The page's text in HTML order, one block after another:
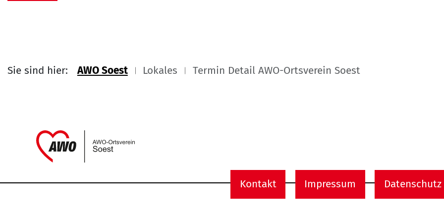
Sie sind hier: AWO Soest Lokales Termin Detail AWO-Ortsverein Soest
Link zu Home
Service Informationen
Kontakt Impressum Datenschutz